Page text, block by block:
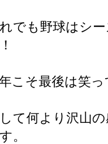
でも野球はシ
こそ最後は笑
て何より沢山
。